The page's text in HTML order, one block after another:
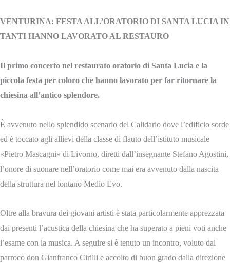
VENTURINA: FESTA ALL’ORATORIO DI SANTA LUCIA IN
TANTI HANNO LAVORATO AL RESTAURO
Il primo concerto nel restaurato oratorio di Santa Lucia e la
piccola festa per coloro che hanno lavorato per far ritornare la
chiesina all’antico splendore.
È avvenuto nello splendido scenario del Calidario dove l’edificio sorde
ed è toccato agli allievi della classe di flauto dell’istituto musicale
«Pietro Mascagni» di Livorno, diretti dall’insegnante Stefano Agostini,
l’onore di suonare nell’oratorio come mai era avvenuto dalla nascita
della struttura nel lontano Medio Evo.
Oltre alla bravura dei giovani artisti è stata particolarmente apprezzata
dai presenti l’acustica della chiesina che ha superato a pieni voti anche
l’esame con la musica. A seguire si è tenuto un incontro, voluto dal
parroco don Gianfranco Cirilli e accolto di buon grado dalla direzione